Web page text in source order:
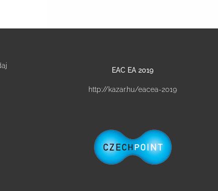
EAC EA 2019
http://kazar.hu/eacea-2019